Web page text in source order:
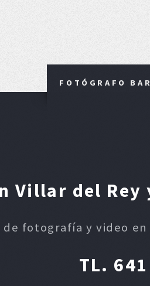
FOTÓGRAFO
Villar del
fotografía y video
TL.